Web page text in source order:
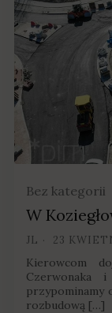
Bez kategorii
W
JL 23
Kierowcom
Czerwonaka
przypominamy
rozbudową […]